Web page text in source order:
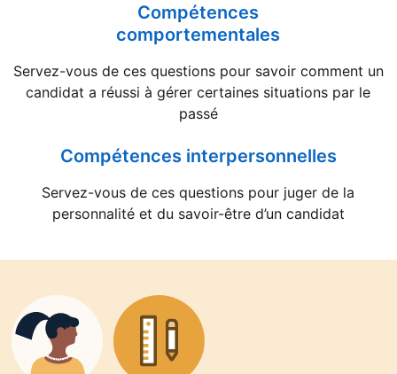
Compétences
comportementales
Servez-vous de ces questions pour savoir comment un
candidat a réussi à gérer certaines situations par le
passé
Compétences interpersonnelles
Servez-vous de ces questions pour juger de la
personnalité et du savoir-être d’un candidat